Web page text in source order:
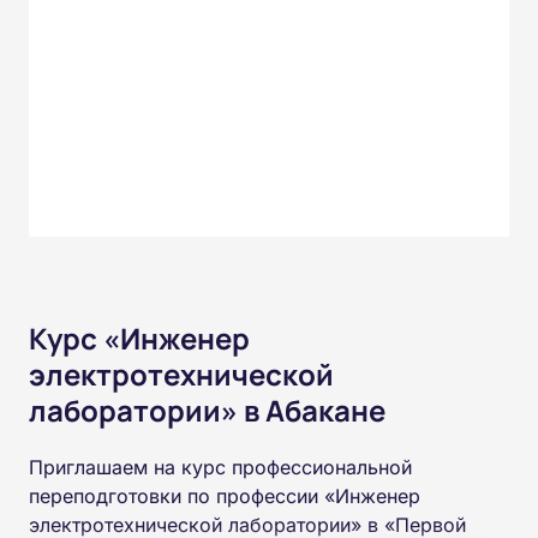
Курс «Инженер
электротехнической
лаборатории» в Абакане
Приглашаем на курс профессиональной
переподготовки по профессии «Инженер
электротехнической лаборатории» в «Первой